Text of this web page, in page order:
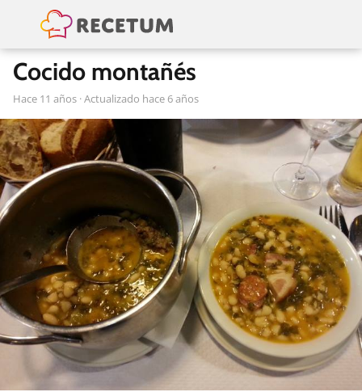
Cocido montañés
hace 11 años · Actualizado hace 6 años